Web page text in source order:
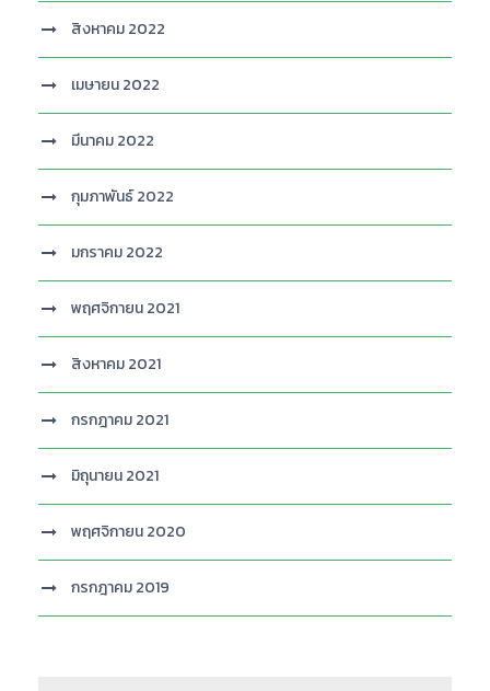
สิงหาคม 2022
เมษายน 2022
มีนาคม 2022
กุมภาพันธ์ 2022
มกราคม 2022
พฤศจิกายน 2021
สิงหาคม 2021
กรกฎาคม 2021
มิถุนายน 2021
พฤศจิกายน 2020
กรกฎาคม 2019